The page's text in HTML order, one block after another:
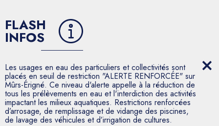
FLASH
INFOS
Les usages en eau des particuliers et collectivités sont
placés en seuil de restriction "ALERTE RENFORCÉE" sur
Mûrs-Érigné. Ce niveau d'alerte appelle à la réduction de
tous les prélèvements en eau et l'interdiction des activités
impactant les milieux aquatiques. Restrictions renforcées
d’arrosage, de remplissage et de vidange des piscines,
de lavage des véhicules et d’irrigation de cultures.